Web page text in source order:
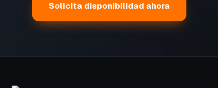
Solicita disponibilidad ahora